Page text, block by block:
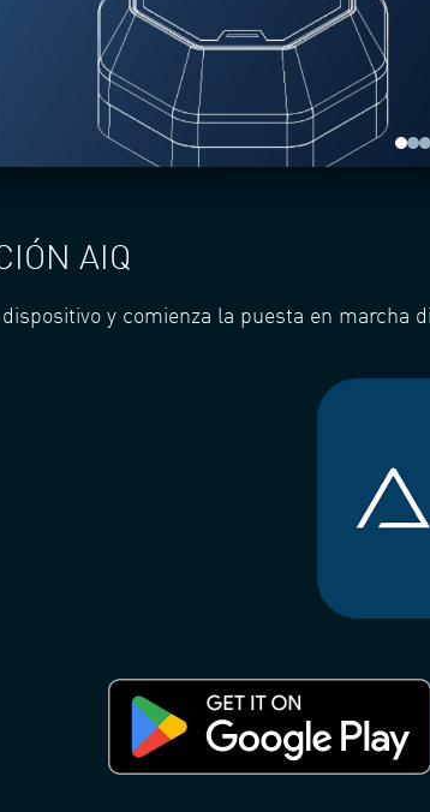
AIQ
y comienza la puesta en marcha